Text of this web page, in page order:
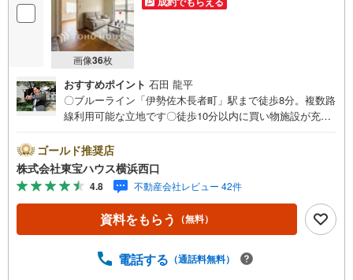
画像36枚
おすすめポイント 石田 龍平
〇ブルーライン「伊勢佐木長者町」駅まで徒歩8分。複数路
線利用可能な立地です〇徒歩10分以内に買い物施設が充実
生活を快適にスタートできますーーーーYahoo！ 不動産キ
ャンペーン対象店舗ーーーー当店で物件を成約するとPayP
ayボーナスライトがもらえる「Yahoo！ 不動産 物件ご成約
キャンペーン」の対象になります。「資料をもらう」「見
学予約をする」ボタンからお問い合わせください。※必ずY
ahoo！ JAPAN IDでログインしてください。※PayPayボー
から60日です。ーーーーーーーーーーーーーーーーーーー
ゴールド推奨店
株式会社東宝ハウス横浜西口
4.8 不動産会社レビュー 42件
資料をもらう （無料）
電話する （通話料無料）